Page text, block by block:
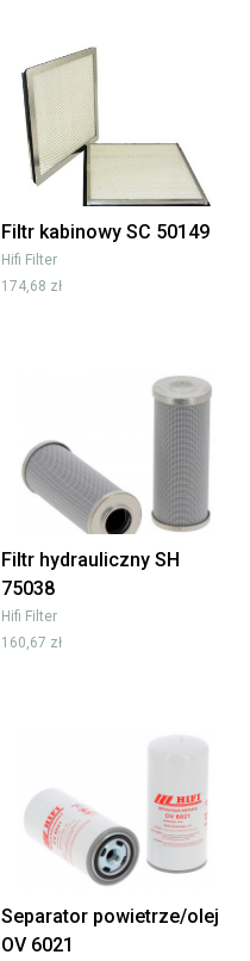
Filtr kabinowy SC 50149
Hifi Filter
174,68 zł
Filtr hydrauliczny SH
75038
Hifi Filter
160,67 zł
Separator powietrze/olej
OV 6021